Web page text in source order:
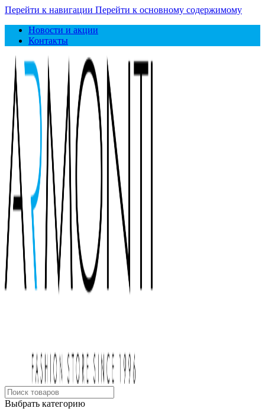
Перейти к навигации Перейти к основному содержимому
Новости и акции
Контакты
Выбрать категорию